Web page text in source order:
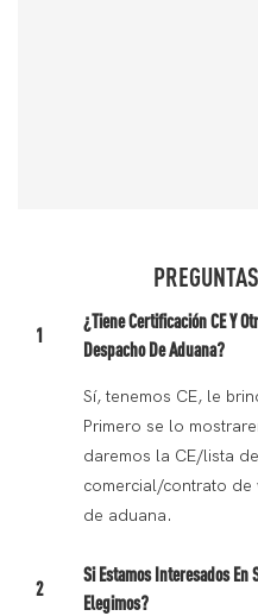
1
¿Tiene Certificación CE Y
Despacho De Aduana?
Sí, tenemos CE, le
Primero se lo
daremos la CE/lista
comercial/contrato de
de aduana.
2
Si Estamos Interesados En
Elegimos?